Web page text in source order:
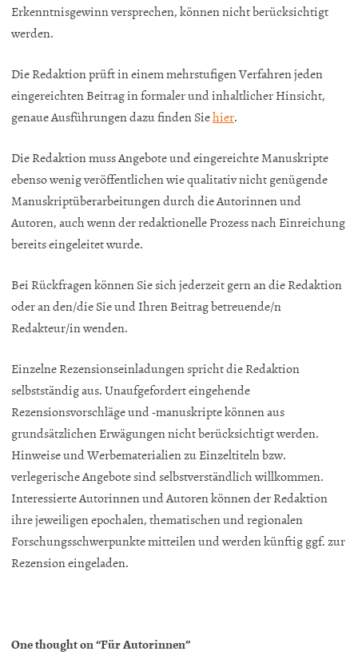
Erkenntnisgewinn versprechen, können nicht berücksichtigt
werden.
Die Redaktion prüft in einem mehrstufigen Verfahren jeden
eingereichten Beitrag in formaler und inhaltlicher Hinsicht,
genaue Ausführungen dazu finden Siehier.
Die Redaktion muss Angebote und eingereichte Manuskripte
ebenso wenig veröffentlichen wie qualitativ nicht genügende
Manuskriptüberarbeitungen durch die Autorinnen und
Autoren, auch wenn der redaktionelle Prozess nach Einreichung
bereits eingeleitet wurde.
Bei Rückfragen können Sie sich jederzeit gern an die Redaktion
oder an den/die Sie und Ihren Beitrag betreuende/n
Redakteur/in wenden.
Einzelne Rezensionseinladungen spricht die Redaktion
selbstständig aus. Unaufgefordert eingehende
Rezensionsvorschläge und -manuskripte können aus
grundsätzlichen Erwägungen nicht berücksichtigt werden.
Hinweise und Werbematerialien zu Einzeltiteln bzw.
verlegerische Angebote sind selbstverständlich willkommen.
Interessierte Autorinnen und Autoren können der Redaktion
ihre jeweiligen epochalen, thematischen und regionalen
Forschungsschwerpunkte mitteilen und werden künftig ggf. zur
Rezension eingeladen.
One thought on “Für Autorinnen”